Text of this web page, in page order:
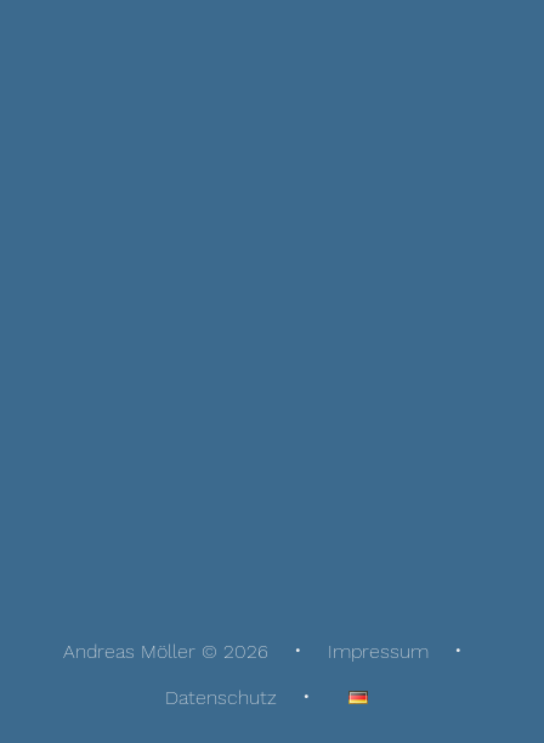
Andreas Möller © 2026
Impressum
Datenschutz